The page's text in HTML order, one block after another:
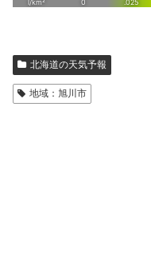
北海道の天気予報
地域：旭川市